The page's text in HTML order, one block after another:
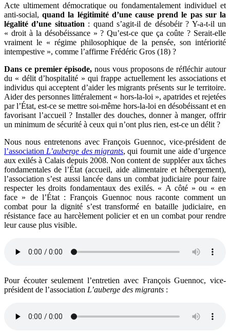
Acte ultimement démocratique ou fondamentalement individuel et
anti-social,quand la légitimité d’une cause prend le pas sur la
légalité d’une situation : quand s’agit-il de désobéir ? Y-a-t-il un
« droit à la désobéissance » ? Qu’est-ce que ça coûte ? Serait-elle
vraiment le « régime philosophique de la pensée, son intériorité
intempestive », comme l’affirme Frédéric Gros (18) ?
Dans ce premier épisode, nous vous proposons de réfléchir autour
du « délit d’hospitalité » qui frappe actuellement les associations et
individus qui acceptent d’aider les migrants présents sur le territoire.
Aider des personnes littéralement « hors-la-loi », apatrides et rejetées
par l’État, est-ce se mettre soi-même hors-la-loi en désobéissant et en
favorisant l’accueil ? Installer des douches, donner à manger, offrir
un minimum de sécurité à ceux qui n’ont plus rien, est-ce un délit ?
Nous nous entretenons avec François Guennoc, vice-président de
l’association L’auberge des migrants, qui fournit une aide d’urgence
aux exilés à Calais depuis 2008. Non content de suppléer aux tâches
fondamentales de l’État (accueil, aide alimentaire et hébergement),
l’association s’est aussi lancée dans un combat judiciaire pour faire
respecter les droits fondamentaux des exilés. « A côté » ou « en
face » de l’État : François Guennoc nous raconte comment un
combat pour la dignité s’est transformé en bataille judiciaire, en
résistance face au harcèlement policier et en un combat pour rendre
leur cause plus visible.
Pour écouter seulement l’entretien avec François Guennoc, vice-
président de l’association L’auberge des migrants :